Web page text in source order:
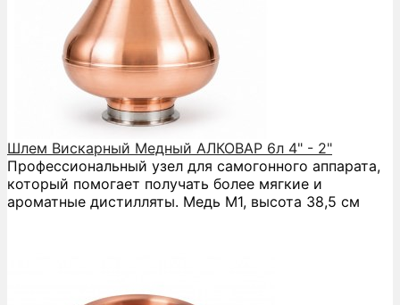
Шлем Вискарный Медный АЛКОВАР 6л 4" - 2"
Профессиональный узел для самогонного аппарата,
который помогает получать более мягкие и
ароматные дистилляты. Медь М1, высота 38,5 см